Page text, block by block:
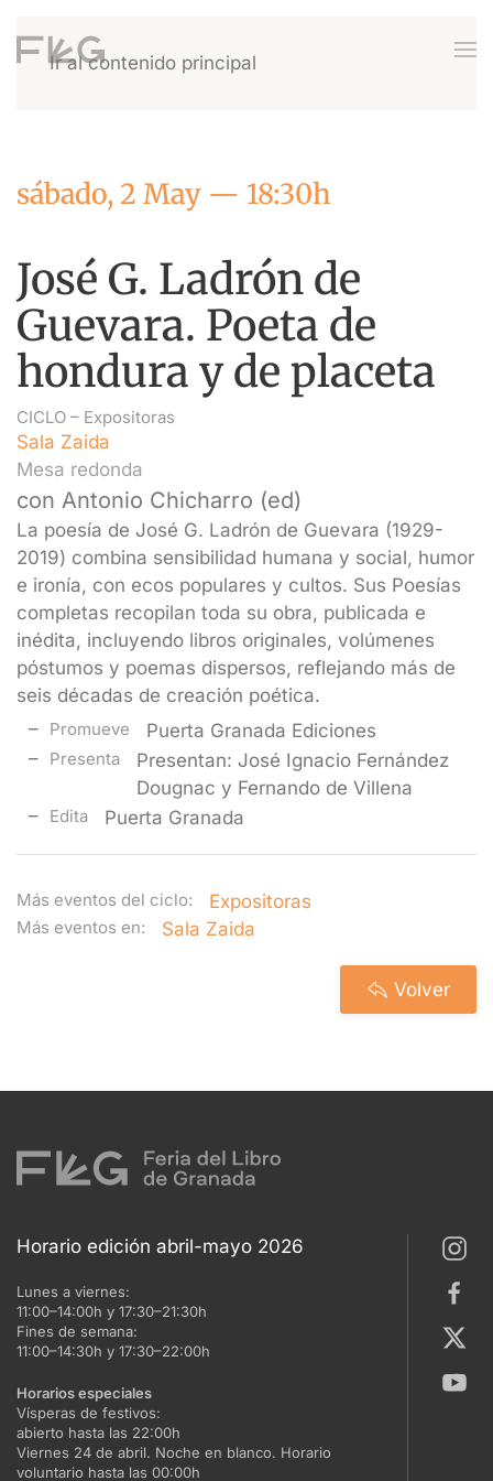
Ir al contenido principal
sábado, 2 May — 18:30h
José G. Ladrón de
Guevara. Poeta de
hondura y de placeta
CICLO – Expositoras
Sala Zaida
Mesa redonda
con Antonio Chicharro (ed)
La poesía de José G. Ladrón de Guevara (1929-
2019) combina sensibilidad humana y social, humor
e ironía, con ecos populares y cultos. Sus Poesías
completas recopilan toda su obra, publicada e
inédita, incluyendo libros originales, volúmenes
póstumos y poemas dispersos, reflejando más de
seis décadas de creación poética.
Promueve Puerta Granada Ediciones
Presenta
Presentan: José Ignacio Fernández
Dougnac y Fernando de Villena
Edita Puerta Granada
Más eventos del ciclo: Expositoras
Más eventos en: Sala Zaida
Volver
Horario edición abril-mayo 2026
Lunes a viernes:
11:00–14:00h y 17:30–21:30h
Fines de semana:
11:00–14:30h y 17:30–22:00h
Horarios especiales
Vísperas de festivos:
abierto hasta las 22:00h
Viernes 24 de abril. Noche en blanco. Horario
voluntario hasta las 00:00h